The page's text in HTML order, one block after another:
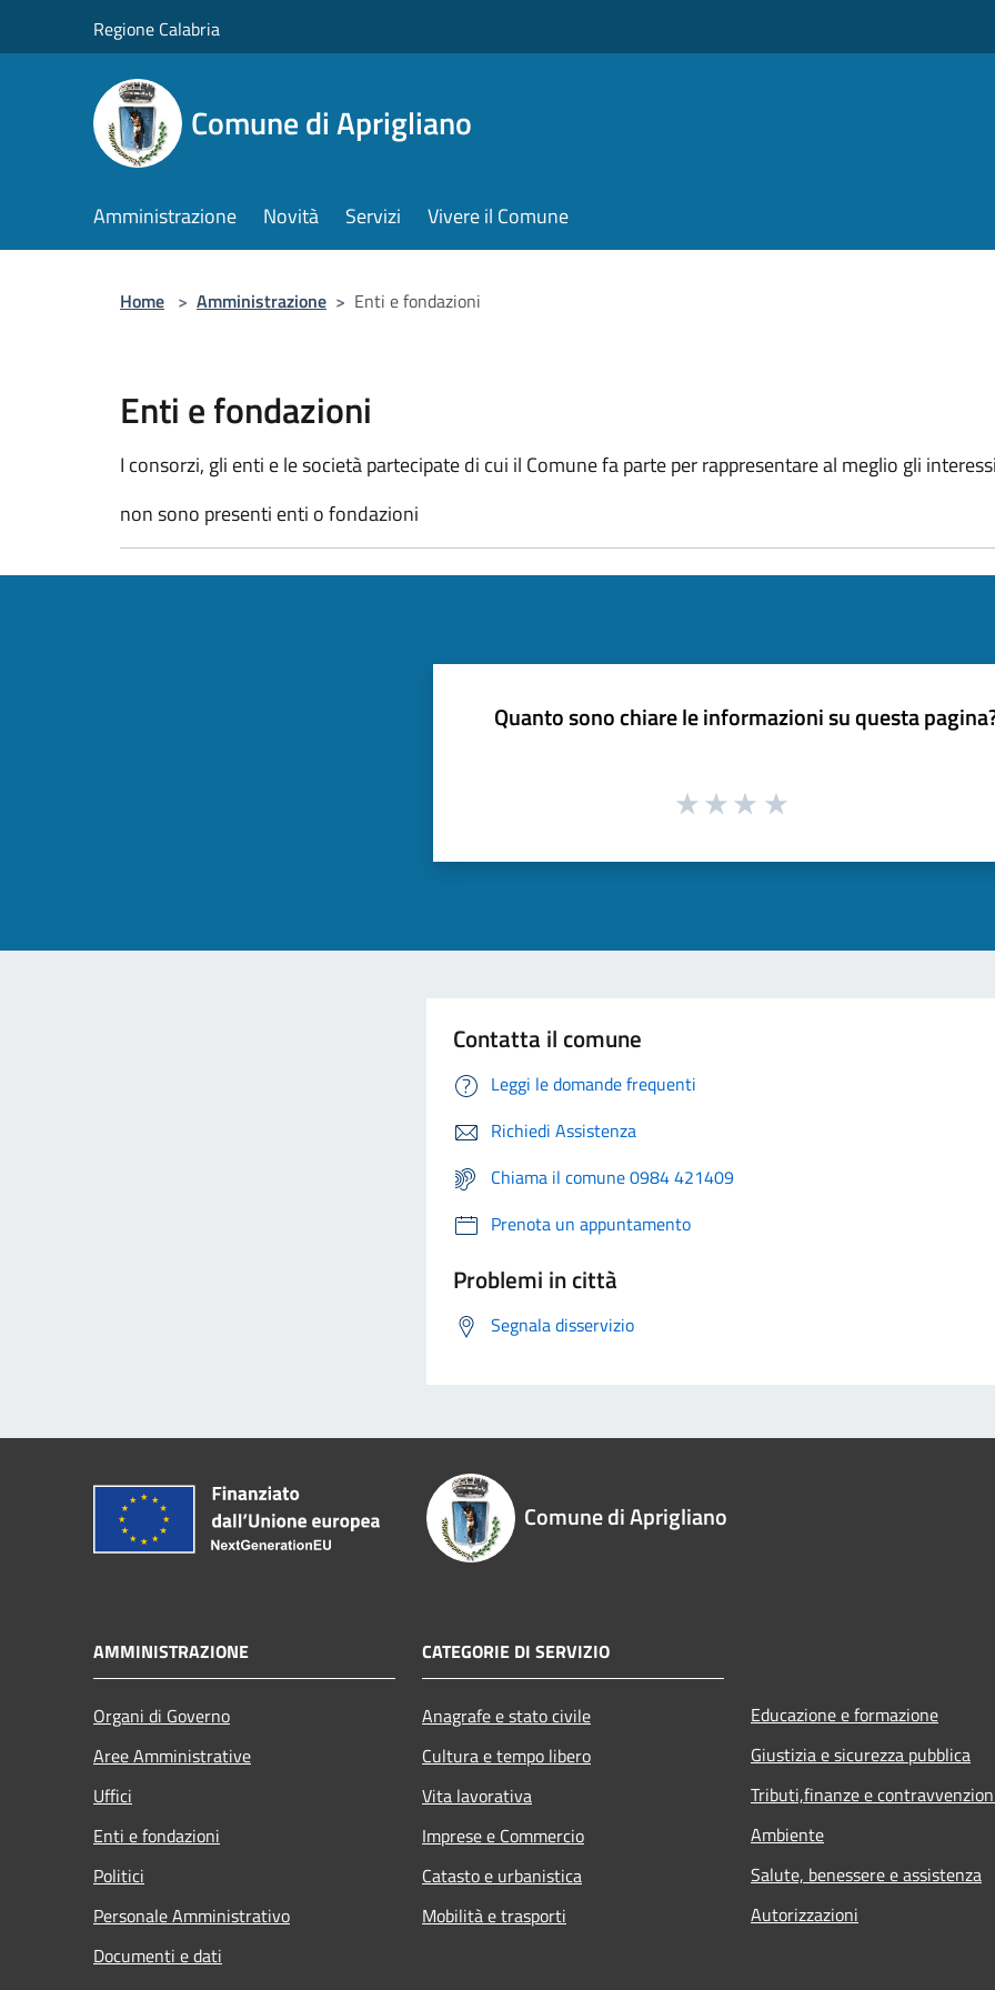
Regione Calabria
Comune di Aprigliano
Amministrazione Novità Servizi Vivere il Comune
Home > Amministrazione > Enti e fondazioni
Enti e fondazioni
I consorzi, gli enti e le società partecipate di cui il Comune fa parte per rappresentare al meglio gli
non sono presenti enti o fondazioni
Quanto sono chiare le informazioni su questa
Contatta il comune
Leggi le domande frequenti
Richiedi Assistenza
Chiama il comune 0984 421409
Prenota un appuntamento
Problemi in città
Segnala disservizio
Comune di Aprigliano
AMMINISTRAZIONE
Organi di Governo
Aree Amministrative
Uffici
Enti e fondazioni
Politici
Personale Amministrativo
Documenti e dati
CATEGORIE DI SERVIZIO
Anagrafe e stato civile
Cultura e tempo libero
Vita lavorativa
Imprese e Commercio
Catasto e urbanistica
Mobilità e trasporti
Educazione e formazione
Giustizia e sicurezza pubblica
Tributi,finanze e
Ambiente
Salute, benessere e assistenza
Autorizzazioni